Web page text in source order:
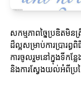
សកម្មភាពច្នៃប្រឌិតមិនត្
ដ៏ល្អសម្រាប់ការប្រារព្
ការចូលរួមនៅក្នុងទីកន្ល
និងការស្វែងយល់អំពីប្រព